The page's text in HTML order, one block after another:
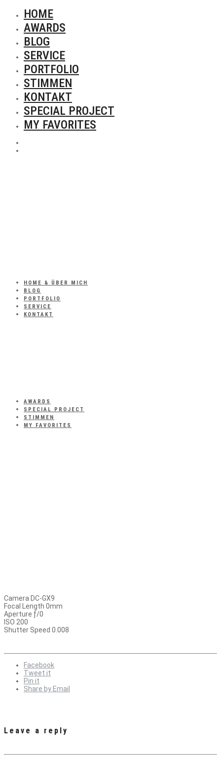
HOME
AWARDS
BLOG
SERVICE
PORTFOLIO
STIMMEN
KONTAKT
SPECIAL PROJECT
MY FAVORITES
HOME & ÜBER MICH
BLOG
PORTFOLIO
SERVICE
KONTAKT
AWARDS
SPECIAL PROJECT
STIMMEN
MY FAVORITES
Camera DC-GX9
Focal Length 0mm
Aperture ƒ/0
ISO 200
Shutter Speed 0.008
Facebook
Tweet it
Pin it
Share by Email
Leave a reply